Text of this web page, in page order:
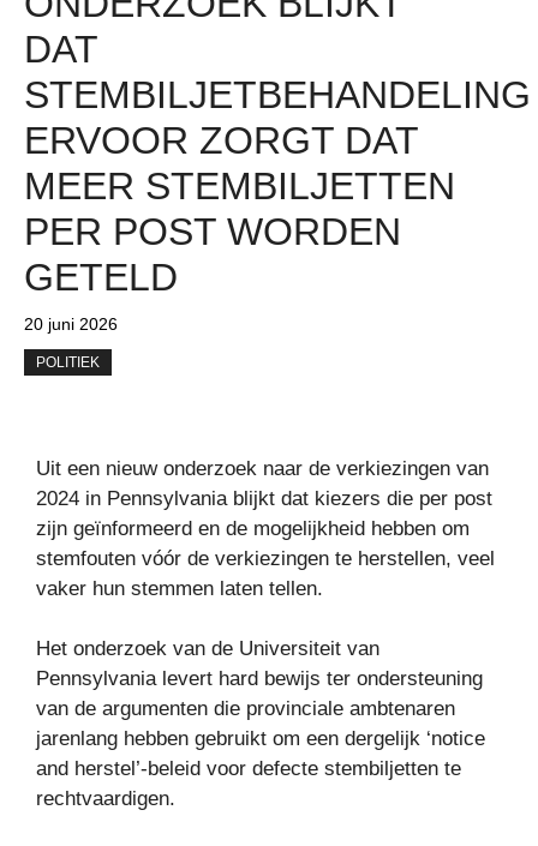
DAT
STEMBILJETBEHANDELING
ERVOOR ZORGT DAT
MEER STEMBILJETTEN
PER POST WORDEN
GETELD
20 juni 2026
POLITIEK
Uit een nieuw onderzoek naar de verkiezingen van
2024 in Pennsylvania blijkt dat kiezers die per post
zijn geïnformeerd en de mogelijkheid hebben om
stemfouten vóór de verkiezingen te herstellen, veel
vaker hun stemmen laten tellen.
Het onderzoek van de Universiteit van
Pennsylvania levert hard bewijs ter ondersteuning
van de argumenten die provinciale ambtenaren
jarenlang hebben gebruikt om een ​​dergelijk ‘notice
and herstel’-beleid voor defecte stembiljetten te
rechtvaardigen.